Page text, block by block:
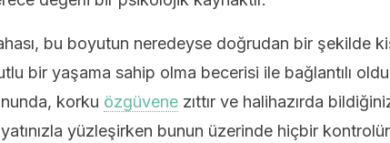
bu boyutun neredeyse doğrudan bir şekilde
bir yaşama sahip olma becerisi ile bağlantılı
korku özgüvene zıttır ve halihazırda
yüzleşirken bunun üzerinde hiçbir